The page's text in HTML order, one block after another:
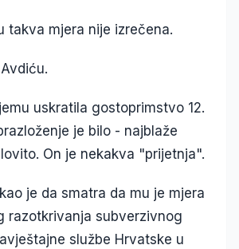
takva mjera nije izrečena.
uskratila gostoprimstvo 12.
je bilo - najblaže
On je nekakva "prijetnja".
je da smatra da mu je mjera
razotkrivanja subverzivnog
službe Hrvatske u